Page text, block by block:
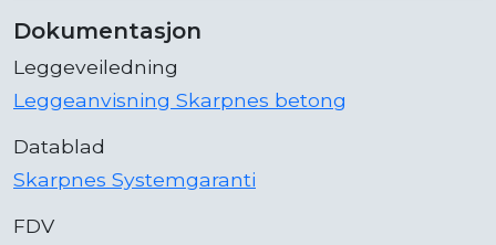
Dokumentasjon
Leggeveiledning
Leggeanvisning Skarpnes betong
Datablad
Skarpnes Systemgaranti
FDV